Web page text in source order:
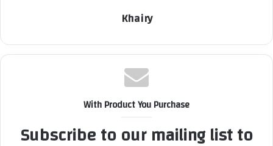
Khairy
With Product You Purchase
Subscribe to our mailing list to